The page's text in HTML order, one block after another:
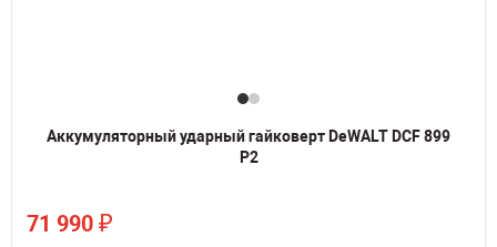
Аккумуляторный ударный гайковерт DeWALT DCF 899
P2
71 990 ₽